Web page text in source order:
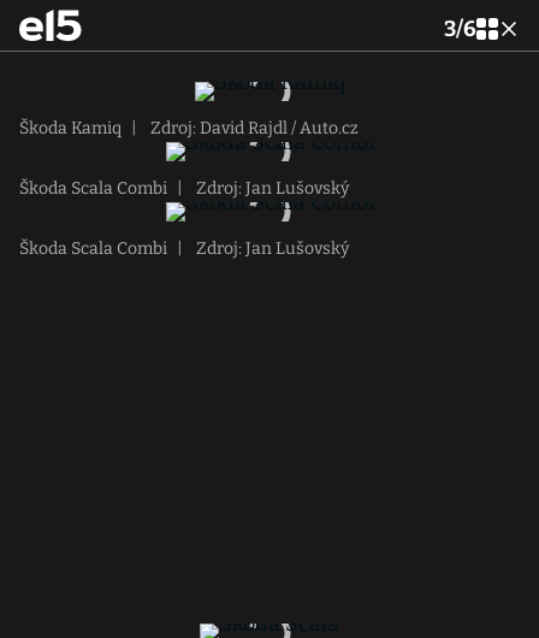
3/6
Škoda Kamiq Zdroj: David Rajdl / Auto.cz
Škoda Scala Combi Zdroj: Jan Lušovský
Škoda Scala Combi Zdroj: Jan Lušovský